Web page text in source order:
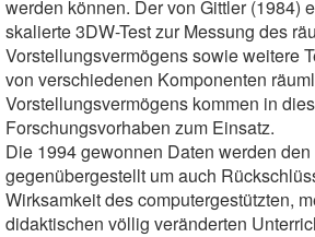
werden können. Der von Gittler (1984)
skalierte 3DW-Test zur Messung des
Vorstellungsvermögens sowie weitere
von verschiedenen Komponenten
Vorstellungsvermögens kommen in
Forschungsvorhaben zum Einsatz.
Die 1994 gewonnen Daten werden
gegenübergestellt um auch
Wirksamkeit des computergestützten,
didaktischen völlig veränderten